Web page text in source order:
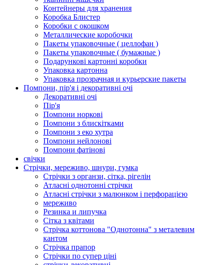
Контейнеры для хранения
Коробка Блистер
Коробки с окошком
Металлические коробочки
Пакеты упаковочные ( целлофан )
Пакеты упаковочные ( бумажные )
Подарункові картонні коробки
Упаковка картонна
Упаковка прозрачная и курьерские пакеты
Помпони, пір'я і декоративні очі
Декоративні очі
Пір'я
Помпони норкові
Помпони з блискітками
Помпони з еко хутра
Помпони нейлонові
Помпони фатінові
свічки
Стрічки, мереживо, шнури, гумка
Стрічки з органзи, сітка, рігелін
Атласні однотонні стрічки
Атласні стрічки з малюнком і перфорацією
мереживо
Резинка и липучка
Сітка з квітами
Стрічка коттонова "Однотонна" з металевим
кантом
Стрічка прапор
Стрічки по супер ціні